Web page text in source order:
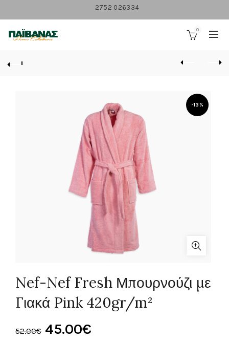
2752 026334
0
-13%
Nef-Nef Fresh Μπουρνούζι με
Γιακά Pink 420gr/m²
52.00€ Original
45.00€